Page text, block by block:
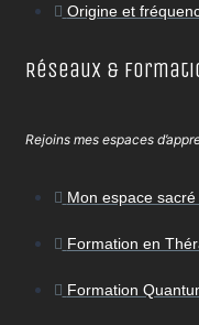
Origine et
Réseaux &
Rejoins mes espaces
Mon espace
Formation en
Formation